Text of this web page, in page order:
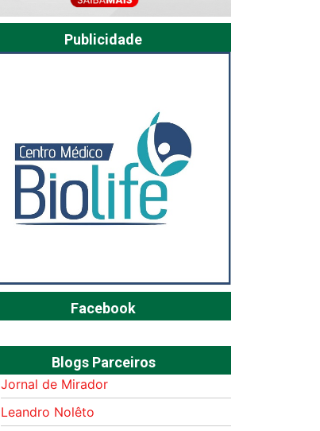
Publicidade
Facebook
Blogs Parceiros
Jornal de Mirador
Leandro Nolêto